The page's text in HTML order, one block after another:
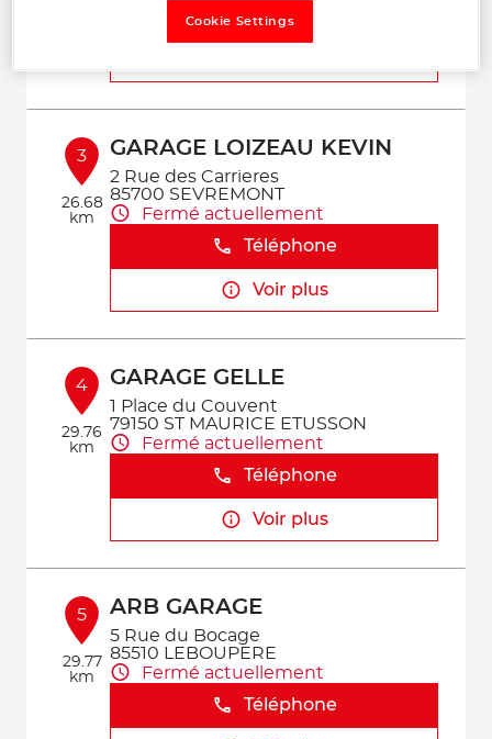
Téléphone
3
26.68
km
GARAGE LOIZEAU KEVIN
2 Rue des Carrieres
85700 SEVREMONT
Fermé actuellement
Téléphone
Voir plus
4
29.76
km
GARAGE GELLE
1 Place du Couvent
79150 ST MAURICE ETUSSON
Fermé actuellement
Téléphone
Voir plus
5
29.77
km
ARB GARAGE
5 Rue du Bocage
85510 LEBOUPERE
Fermé actuellement
Téléphone
Cookie Settings